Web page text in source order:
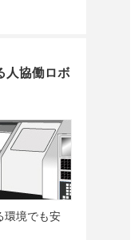
人協働ロボ
環境でも安